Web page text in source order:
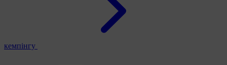
кемпінгу